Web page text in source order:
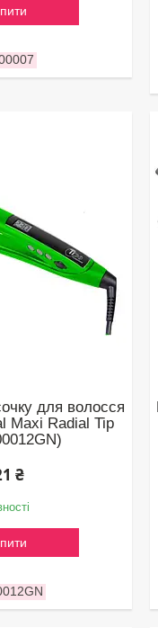
для волосся
Maxi Radial Tip
₴